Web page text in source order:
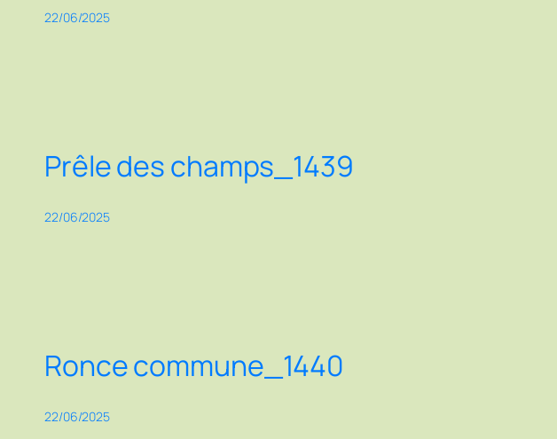
22/06/2025
Prêle des champs_1439
22/06/2025
Ronce commune_1440
22/06/2025